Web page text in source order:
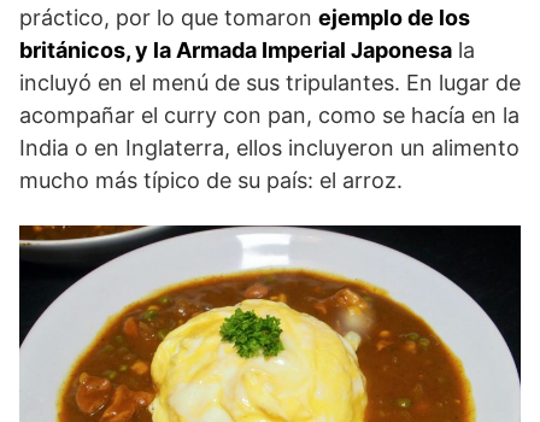
práctico, por lo que tomaron ejemplo de los
británicos, y la Armada Imperial Japonesa la
incluyó en el menú de sus tripulantes. En lugar de
acompañar el curry con pan, como se hacía en la
India o en Inglaterra, ellos incluyeron un alimento
mucho más típico de su país: el arroz.